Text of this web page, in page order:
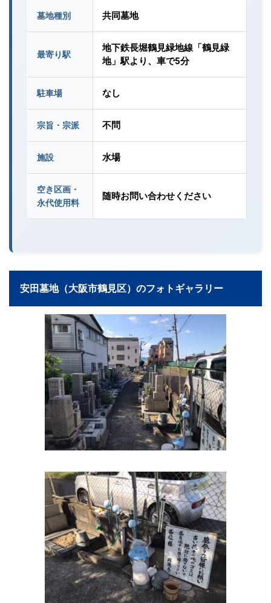
墓地種別 共同墓地
最寄り駅
地下鉄長堀鶴見緑地線「鶴見緑
地」駅より、車で5分
駐車場 なし
宗旨・宗派 不問
施設 水場
空き区画・
永代使用料
随時お問い合わせください
安田墓地（大阪市鶴見区）のフォトギャラリー